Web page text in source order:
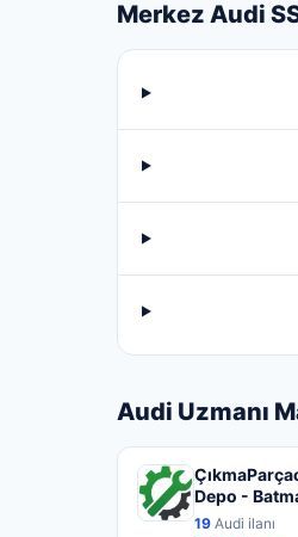
Merkez Audi
Audi Uzmanı
Depo -
19 Audi ilanı